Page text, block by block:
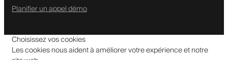
Planifier un appel démo
Choisissez vos cookies
Les cookies nous aident à améliorer votre expérience et notre